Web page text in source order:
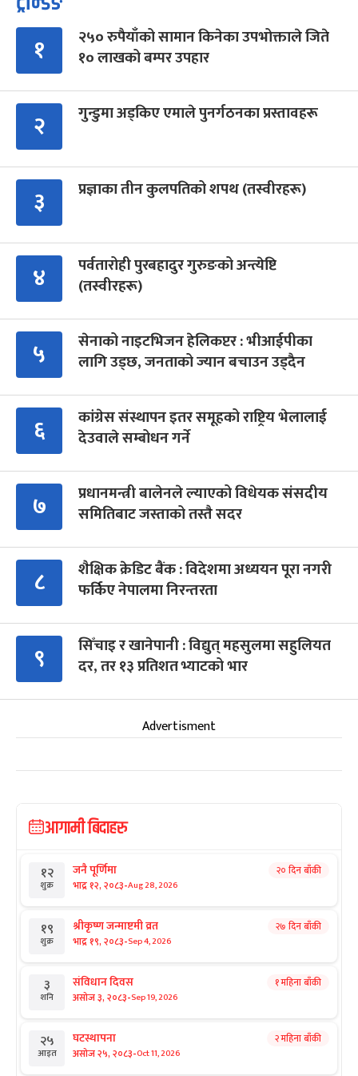
१
२५० रुपैयाँको सामान किनेका उपभोक्ताले जिते
१० लाखको बम्पर उपहार
२ गुन्डुमा अड्किए एमाले पुनर्गठनका प्रस्तावहरू
३ प्रज्ञाका तीन कुलपतिको शपथ (तस्वीरहरू)
४
पर्वतारोही पुरबहादुर गुरुङको अन्त्येष्टि
(तस्वीरहरू)
५
सेनाको नाइटभिजन हेलिकप्टर : भीआईपीका
लागि उड्छ, जनताको ज्यान बचाउन उड्दैन
६
कांग्रेस संस्थापन इतर समूहको राष्ट्रिय भेलालाई
देउवाले सम्बोधन गर्ने
७
प्रधानमन्त्री बालेनले ल्याएको विधेयक संसदीय
समितिबाट जस्ताको तस्तै सदर
८
शैक्षिक क्रेडिट बैंक : विदेशमा अध्ययन पूरा नगरी
फर्किए नेपालमा निरन्तरता
९
सिँचाइ र खानेपानी : विद्युत् महसुलमा सहुलियत
दर, तर १३ प्रतिशत भ्याटको भार
Advertisment
आगामी बिदाहरु
१२
शुक्र
जनै पूर्णिमा
भाद्र १२, २०८३-Aug 28, 2026
२० दिन बाँकी
१९
शुक्र
श्रीकृष्ण जन्माष्टमी व्रत
भाद्र १९, २०८३-Sep 4, 2026
२७ दिन बाँकी
३
शनि
संविधान दिवस
असोज ३, २०८३-Sep 19, 2026
१ महिना बाँकी
२५
आइत
घटस्थापना
असोज २५, २०८३-Oct 11, 2026
२ महिना बाँकी